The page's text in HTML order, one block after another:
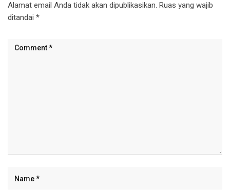
Alamat email Anda tidak akan dipublikasikan. Ruas yang wajib
ditandai *